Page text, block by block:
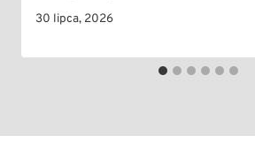
30 lipca, 2026